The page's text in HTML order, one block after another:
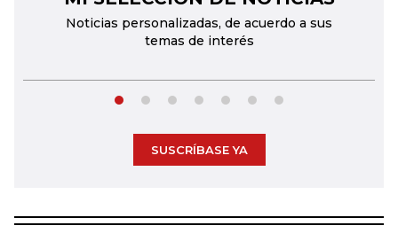
Noticias personalizadas, de acuerdo a sus
temas de interés
SUSCRÍBASE YA